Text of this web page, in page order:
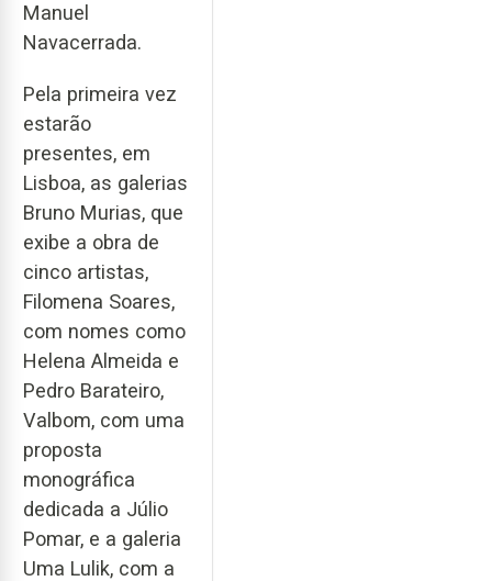
Manuel
Navacerrada.
Pela primeira vez
estarão
presentes, em
Lisboa, as galerias
Bruno Murias, que
exibe a obra de
cinco artistas,
Filomena Soares,
com nomes como
Helena Almeida e
Pedro Barateiro,
Valbom, com uma
proposta
monográfica
dedicada a Júlio
Pomar, e a galeria
Uma Lulik, com a